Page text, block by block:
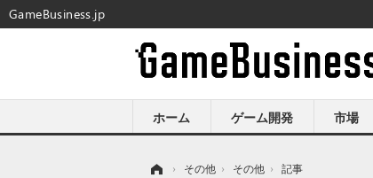
ホーム ゲーム開発 市場
› その他 › その他 › 記事
GameBusiness.jp